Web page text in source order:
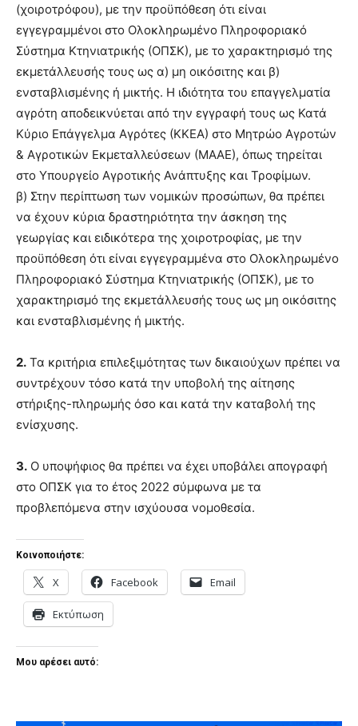
(χοιροτρόφου), με την προϋπόθεση ότι είναι
εγγεγραμμένοι στο Ολοκληρωμένο Πληροφοριακό
Σύστημα Κτηνιατρικής (ΟΠΣΚ), με το χαρακτηρισμό της
εκμετάλλευσής τους ως α) μη οικόσιτης και β)
ενσταβλισμένης ή μικτής. Η ιδιότητα του επαγγελματία
αγρότη αποδεικνύεται από την εγγραφή τους ως Κατά
Κύριο Επάγγελμα Αγρότες (ΚΚΕΑ) στο Μητρώο Αγροτών
& Αγροτικών Εκμεταλλεύσεων (ΜΑΑΕ), όπως τηρείται
στο Υπουργείο Αγροτικής Ανάπτυξης και Τροφίμων.
β) Στην περίπτωση των νομικών προσώπων, θα πρέπει
να έχουν κύρια δραστηριότητα την άσκηση της
γεωργίας και ειδικότερα της χοιροτροφίας, με την
προϋπόθεση ότι είναι εγγεγραμμένα στο Ολοκληρωμένο
Πληροφοριακό Σύστημα Κτηνιατρικής (ΟΠΣΚ), με το
χαρακτηρισμό της εκμετάλλευσής τους ως μη οικόσιτης
και ενσταβλισμένης ή μικτής.
2. Τα κριτήρια επιλεξιμότητας των δικαιούχων πρέπει να
συντρέχουν τόσο κατά την υποβολή της αίτησης
στήριξης-πληρωμής όσο και κατά την καταβολή της
ενίσχυσης.
3. Ο υποψήφιος θα πρέπει να έχει υποβάλει απογραφή
στο ΟΠΣΚ για το έτος 2022 σύμφωνα με τα
προβλεπόμενα στην ισχύουσα νομοθεσία.
Κοινοποιήστε:
X Facebook Email
Εκτύπωση
Μου αρέσει αυτό: